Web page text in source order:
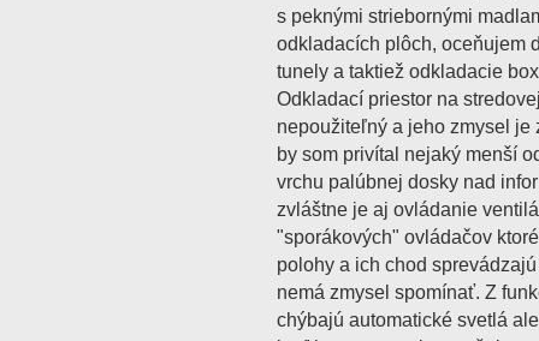
s peknými striebornými
odkladacích plôch, oceňujem
tunely a taktiež odkladacie
Odkladací priestor na
nepoužiteľný a jeho zmysel
by som privítal nejaký menší
vrchu palúbnej dosky nad
zvláštne je aj ovládanie
"sporákových" ovládačov
polohy a ich chod
nemá zmysel spomínať. Z
chýbajú automatické svetlá